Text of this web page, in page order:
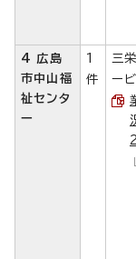
4 広島
市中山福
祉センタ
ー
1
件
三
ー